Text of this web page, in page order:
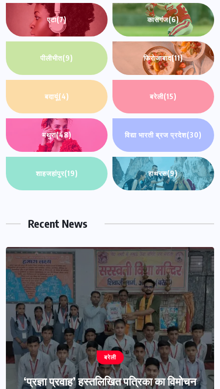
एटा(7) कासगंज(6)
पीलीभीत(9) फिरोजाबाद(11)
बदायूं(4) बरेली(15)
मथुरा(48) विद्या भारती ब्रज प्रदेश(30)
शाहजहांपुर(19) हाथरस(9)
Recent News
बरेली
‘प्रज्ञा प्रवाह’ हस्तलिखित पत्रिका का विमोचन